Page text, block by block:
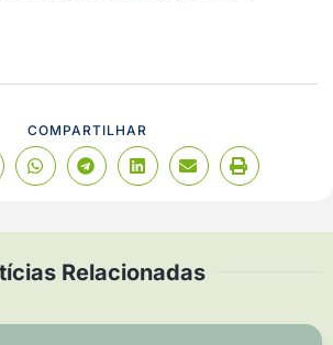
COMPARTILHAR
Relacionadas